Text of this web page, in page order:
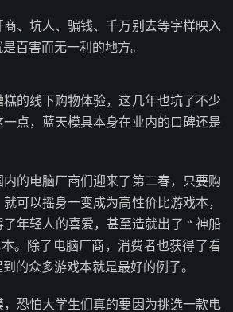
、坑人、骗钱、千万别去等字样映入
百害而无一利的地方。
的线下购物体验，这几年也坑了不少
点，蓝天模具本身在业内的口碑还是
的电脑厂商们迎来了第二春，只要购
可以摇身一变成为高性价比游戏本，
年轻人的喜爱，甚至造就出了 “ 神船
。除了电脑厂商，消费者也获得了看
的众多游戏本就是最好的例子。
恐怕大学生们真的要因为挑选一款电